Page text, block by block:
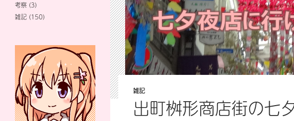
雑記
出町桝形商店街の七
考察 (3)
雑記 (150)